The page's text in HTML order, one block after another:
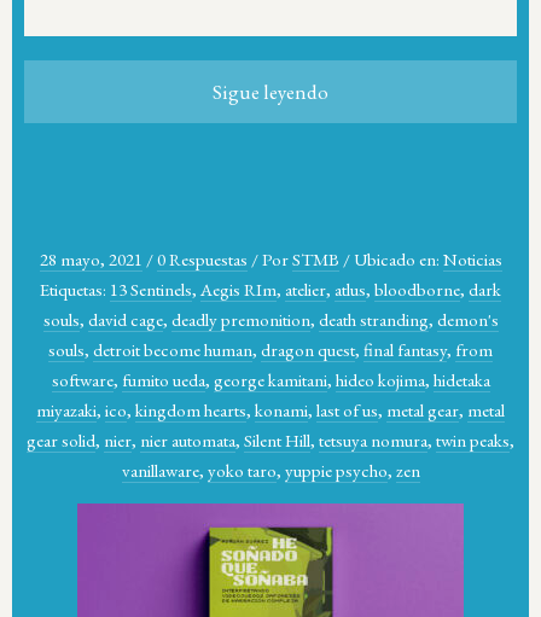
Sigue leyendo
28 mayo, 2021 /0 Respuestas /PorSTMB / Ubicado en: Noticias
Etiquetas: 13 Sentinels, Aegis RIm, atelier, atlus, bloodborne, dark
souls, david cage, deadly premonition, death stranding, demon's
souls, detroit become human, dragon quest, final fantasy, from
software, fumito ueda, george kamitani, hideo kojima, hidetaka
miyazaki, ico, kingdom hearts, konami, last of us, metal gear, metal
gear solid, nier, nier automata, Silent Hill, tetsuya nomura, twin peaks,
vanillaware, yoko taro, yuppie psycho, zen